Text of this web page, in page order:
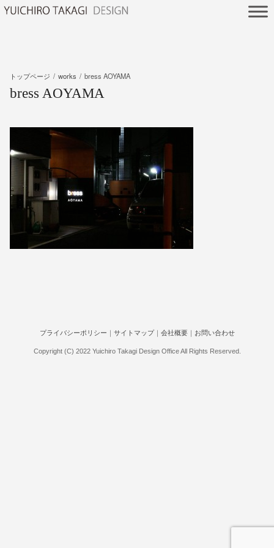
トップページ works bress AOYAMA
bress AOYAMA
プライバシーポリシー ｜ サイトマップ｜ 会社概要｜ お問い合わせ
Copyright (C) 2022 Yuichiro Takagi Design Office All Rights Reserved.